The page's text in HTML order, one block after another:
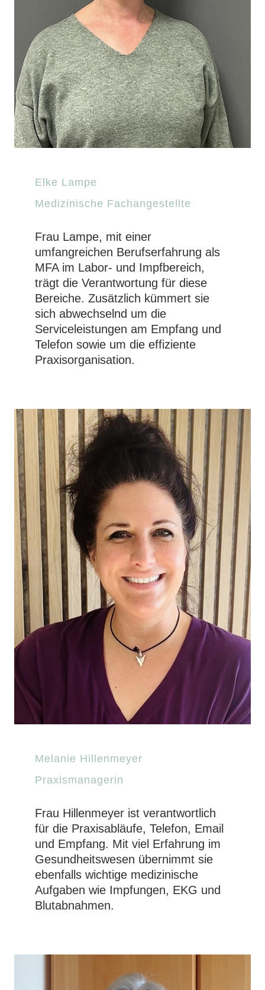
Elke Lampe
Medizinische Fachangestellte
Frau Lampe, mit einer
umfangreichen Berufserfahrung als
MFA im Labor- und Impfbereich,
trägt die Verantwortung für diese
Bereiche. Zusätzlich kümmert sie
sich abwechselnd um die
Serviceleistungen am Empfang und
Telefon sowie um die effiziente
Praxisorganisation.
Melanie Hillenmeyer
Praxismanagerin
Frau Hillenmeyer ist verantwortlich
für die Praxisabläufe, Telefon, Email
und Empfang. Mit viel Erfahrung im
Gesundheitswesen übernimmt sie
ebenfalls wichtige medizinische
Aufgaben wie Impfungen, EKG und
Blutabnahmen.